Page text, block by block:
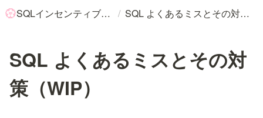
💮 SQLインセンティブ制度 / SQL よくあるミスとその対策（WIP）
SQL よくあるミスとその対
策（WIP）